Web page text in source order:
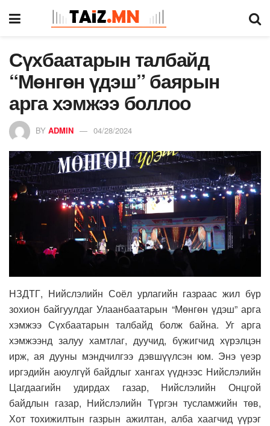
Сүхбаатарын талбайд
“Мөнгөн үдэш” баярын
арга хэмжээ боллоо
BY ADMIN 04/28/2024
НЗДТГ, Нийслэлийн Соёл урлагийн газраас жил бүр
зохион байгуулдаг Улаанбаатарын “Мөнгөн үдэш” арга
хэмжээ Сүхбаатарын талбайд болж байна. Уг арга
хэмжээнд залуу хамтлаг, дуучид, бүжигчид хүрэлцэн
ирж, ая дууны мэндчилгээ дэвшүүлсэн юм. Энэ үеэр
иргэдийн аюулгүй байдлыг хангах үүднээс Нийслэлийн
Цагдаагийн удирдах газар, Нийслэлийн Онцгой
байдлын газар, Нийслэлийн Түргэн тусламжийн төв,
Хот тохижилтын газрын ажилтан, алба хаагчид үүрэг